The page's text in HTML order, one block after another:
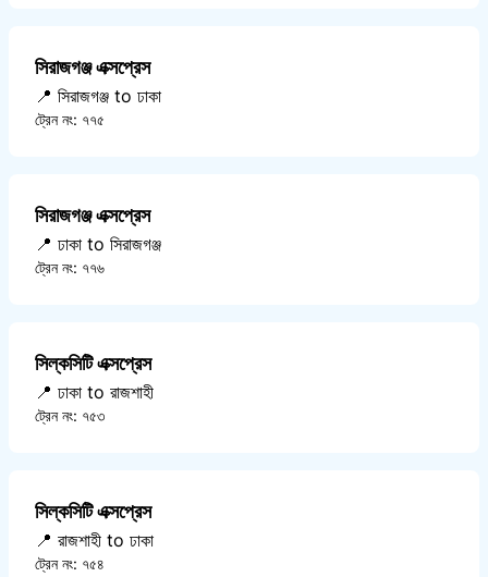
সিরাজগঞ্জ এক্সপ্রেস
📍 সিরাজগঞ্জ to ঢাকা
ট্রেন নং: ৭৭৫
সিরাজগঞ্জ এক্সপ্রেস
📍 ঢাকা to সিরাজগঞ্জ
ট্রেন নং: ৭৭৬
সিল্কসিটি এক্সপ্রেস
📍 ঢাকা to রাজশাহী
ট্রেন নং: ৭৫৩
সিল্কসিটি এক্সপ্রেস
📍 রাজশাহী to ঢাকা
ট্রেন নং: ৭৫৪